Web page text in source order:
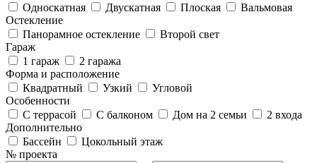
Односкатная
Двускатная Плоская
Вальмовая
Остекление
Панорамное остекление
Второй свет
Гараж
1 гараж
2 гаража
Форма и расположение
Квадратный
Узкий
Угловой
Особенности
С террасой
С балконом Дом на 2 семьи
2 входа
Дополнительно
Бассейн
Цокольный этаж
№ проекта